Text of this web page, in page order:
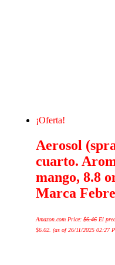
¡Oferta!
Aerosol
cuarto.
mango, 8.8
Marca
Amazon.com Price:$6.46 El
$6.02. (as of 26/11/2025 02:27